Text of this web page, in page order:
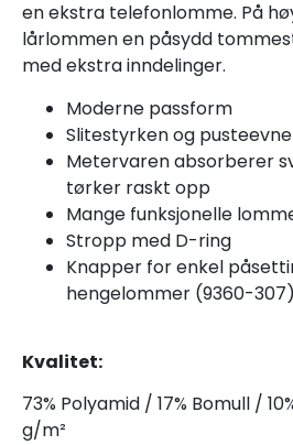
en ekstra telefonlomme. På
lårlommen en påsydd
med ekstra inndelinger.
Moderne passform
Slitestyrken og
Metervaren absorberer
tørker raskt opp
Mange funksjonelle
Stropp med D-ring
Knapper for enkel
hengelommer (9360-307)
Kvalitet:
73% Polyamid / 17% Bomull /
g/m²